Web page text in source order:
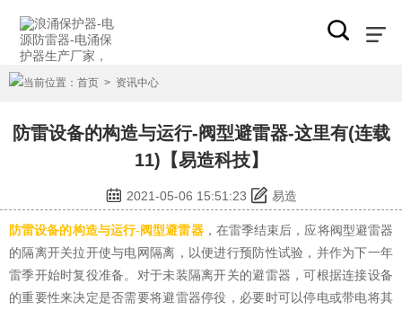
当前位置： 首页 > 资讯中心
防雷设备的构造与运行-阀型避雷器-这里有(连载
11)【易造科技】
2021-05-06 15:51:23 易造
防雷设备的构造与运行-阀型避雷器，在雷季结束后，应将阀型避雷器
的隔离开关拉开使与电网隔离，以便进行预防性试验，并作为下一年
雷季开始时复役准备。对于未装隔离开关的避雷器，可根据连接设备
的重要性来决定是否需要将避雷器停役，必要时可以停电或带电将其